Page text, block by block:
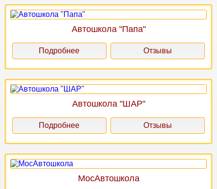
Автошкола "Папа"
Подробнее Отзывы
Автошкола "ШАР"
Подробнее Отзывы
МосАвтошкола